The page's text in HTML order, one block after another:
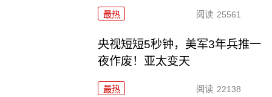
最热 阅读 25561
央视短短5秒钟，美军3年兵推一
夜作废！亚太变天
最热 阅读 22138